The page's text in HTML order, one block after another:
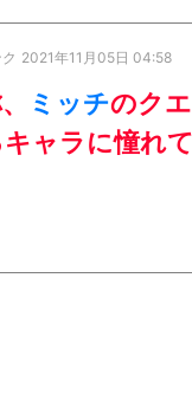
2021年11月05日 04:58
ミッチのク
ャラに憧れ